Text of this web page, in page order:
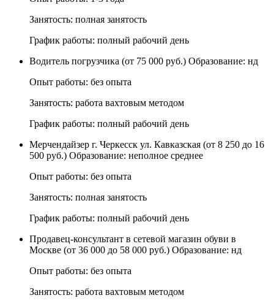
Занятость: полная занятость
График работы: полный рабочий день
Водитель погрузчика (от 75 000 руб.) Образование: нд
Опыт работы: без опыта
Занятость: работа вахтовым методом
График работы: полный рабочий день
Мерчендайзер г. Черкесск ул. Кавказская (от 8 250 до 16
500 руб.) Образование: неполное среднее
Опыт работы: без опыта
Занятость: полная занятость
График работы: полный рабочий день
Продавец-консультант в сетевой магазин обуви в
Москве (от 36 000 до 58 000 руб.) Образование: нд
Опыт работы: без опыта
Занятость: работа вахтовым методом